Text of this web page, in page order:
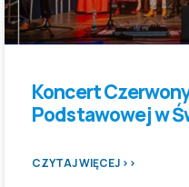
Koncert
Podstawowej w
CZYTAJ WIĘCEJ >>